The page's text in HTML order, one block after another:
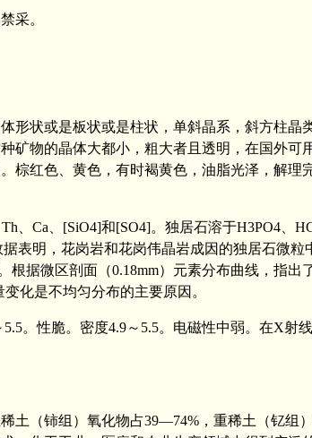
采。
状或是板状或是柱状，单斜晶系，斜方柱晶
矿物的晶体大都小，粗大者且透明，在国外可
棕红色、黄色，有时褐黄色，油脂光泽，解理
、Ca、[SiO4]和[SO4]。独居石溶于H3PO4、
表明，花岗岩和花岗伟晶岩成因的独居石微粒
据微区剖面（0.18mm）元素分布曲线，指出了
化是不均匀分布的主要原因。
。性脆。密度4.9～5.5。电磁性中弱。在X射
土（铈组）氧化物占39—74%，重稀土（钇组